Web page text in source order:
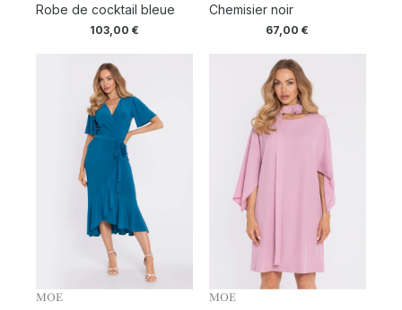
Robe de cocktail bleue
103,00€
Chemisier noir
67,00€
MOE MOE